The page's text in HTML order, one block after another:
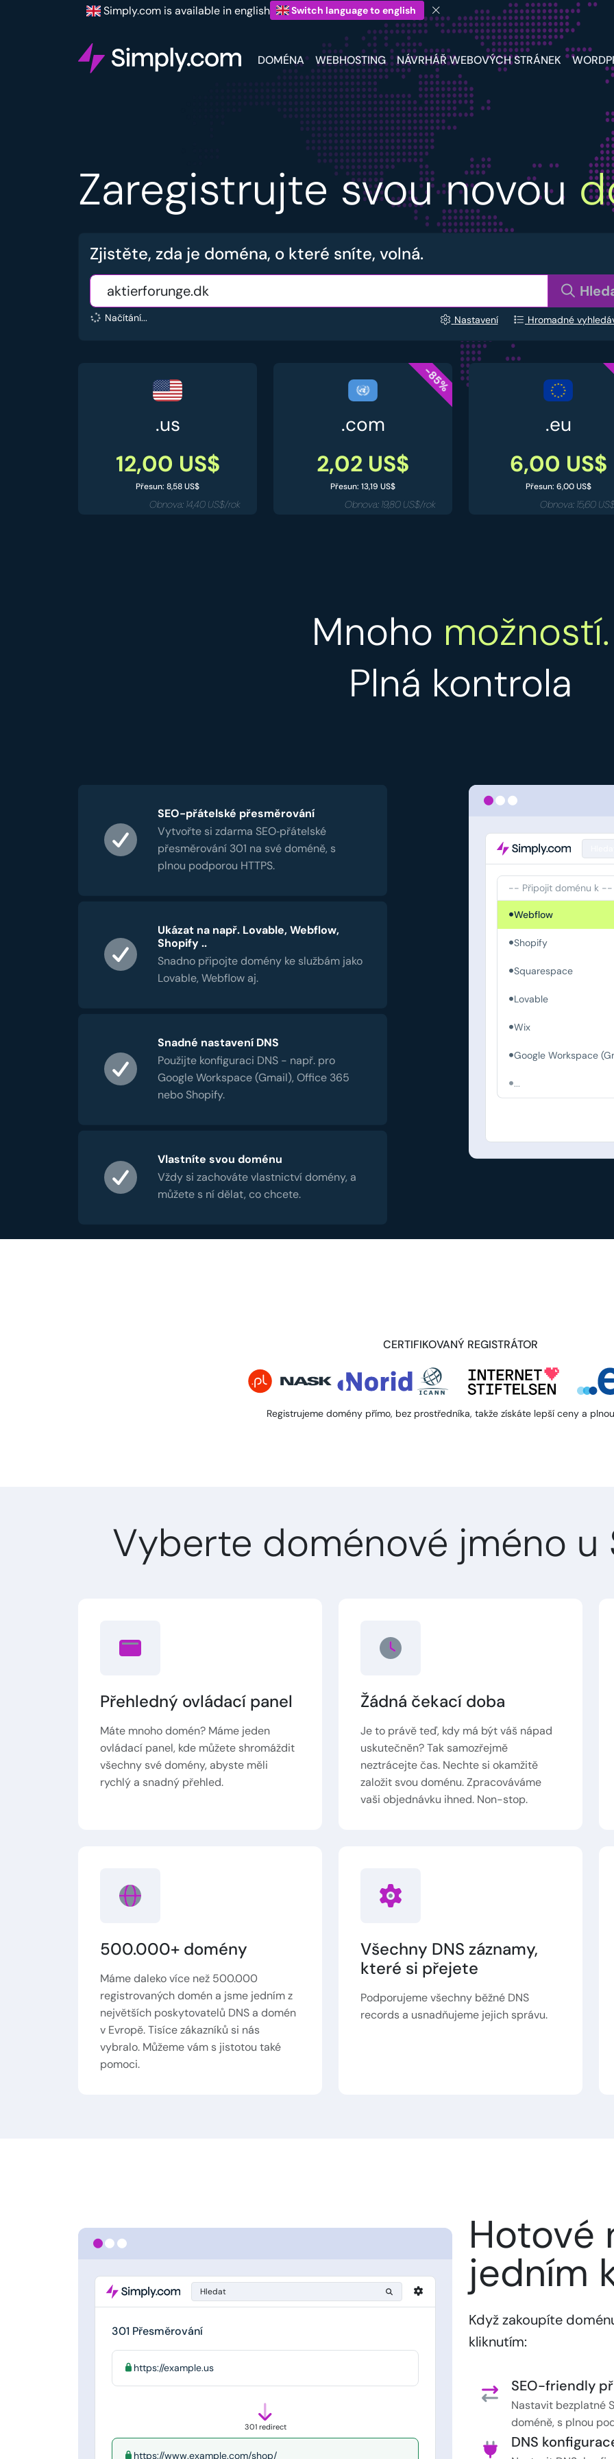
Simply.com is available in english Switch language to english
DOMÉNA WEBHOSTING NÁVRHÁŘ WEBOVÝCH STRÁNEK
Zaregistrujte svou novou
Zjistěte, zda je doména, o které sníte, volná.
Načítání... Nastavení Hromadné
.us
12,00 US$
Přesun: 8,58 US$
Obnova: 14,40 US$/rok
-85%
.com
2,02 US$
Přesun: 13,19 US$
Obnova: 19,80 US$/rok
.eu
6,00 US$
Přesun: 6,00 US$
Obnova: 15,60
Mnoho možností.
Plná kontrola
SEO-přátelské přesměrování
Vytvořte si zdarma SEO‑přátelské
přesměrování 301 na své doméně, s
plnou podporou HTTPS.
Ukázat na např. Lovable, Webflow,
Shopify ..
Snadno připojte domény ke službám jako
Lovable, Webflow aj.
Snadné nastavení DNS
Použijte konfiguraci DNS - např. pro
Google Workspace (Gmail), Office 365
nebo Shopify.
Vlastníte svou doménu
Vždy si zachováte vlastnictví domény, a
můžete s ní dělat, co chcete.
-- Připojit doménu k --
Webflow
Shopify
Squarespace
Lovable
Wix
Google Workspace
...
CERTIFIKOVANÝ REGISTRÁTOR
Registrujeme domény přímo, bez prostředníka, takže získáte lepší ceny a
Vyberte doménové jméno u
Přehledný ovládací panel
Máte mnoho domén? Máme jeden
ovládací panel, kde můžete shromáždit
všechny své domény, abyste měli
rychlý a snadný přehled.
Žádná čekací doba
Je to právě teď, kdy má být váš nápad
uskutečněn? Tak samozřejmě
neztrácejte čas. Nechte si okamžitě
založit svou doménu. Zpracováváme
vaši objednávku ihned. Non-stop.
500.000+ domény
Máme daleko více než 500.000
registrovaných domén a jsme jedním z
největších poskytovatelů DNS a domén
v Evropě. Tisíce zákazníků si nás
vybralo. Můžeme vám s jistotou také
pomoci.
Všechny DNS záznamy,
které si přejete
Podporujeme všechny běžné DNS
records a usnadňujeme jejich správu.
Hledat
301 Přesměrování
https://example.us
301 redirect
https://www.example.com/shop/
Hotové
jedním
Když zakoupíte
kliknutím:
SEO-friendly
Nastavit bezplatné
doméně, s plnou
DNS